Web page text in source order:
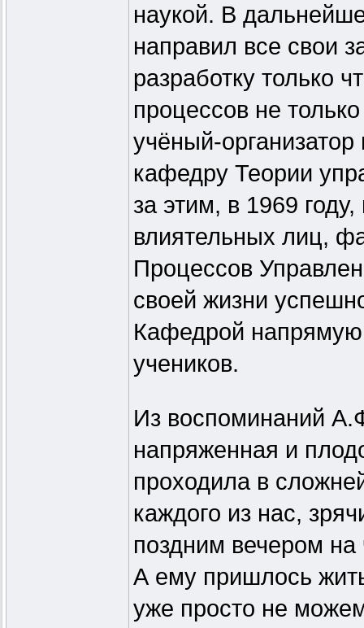
наукой. В
направил все свои
разработку только
процессов не
учёный-
кафедру Теории
за этим, в 1969
влиятельных лиц,
Процессов
своей жизни
Кафедрой
учеников.
Из воспоминаний
напряженная и
проходила в
каждого из нас,
поздним вечером
А ему пришлось
уже просто не